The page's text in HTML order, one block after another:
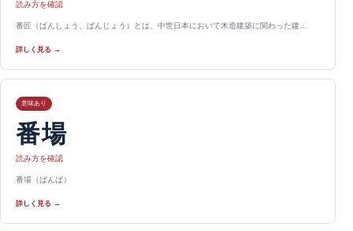
読み方を確認
番匠（ばんしょう、ばんじょう）とは、中世日本において木造建築に関わった建…
詳しく見る →
意味あり
番場
読み方を確認
番場（ばんば）
詳しく見る →